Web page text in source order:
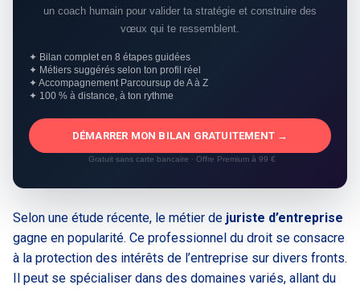
un coach humain pour valider ta stratégie et construire des
vœux qui te ressemblent.
✦ Bilan complet en 8 étapes guidées
✦ Métiers suggérés selon ton profil réel
✦ Accompagnement Parcoursup de A à Z
✦ 100 % à distance, à ton rythme
DÉMARRER MON BILAN GRATUITEMENT →
Gratuit sans carte bancaire · Offre Premium à 99 €
Selon une étude récente, le métier de juriste d’entreprise
gagne en popularité. Ce professionnel du droit se consacre
à la protection des intérêts de l’entreprise sur divers fronts.
Il peut se spécialiser dans des domaines variés, allant du